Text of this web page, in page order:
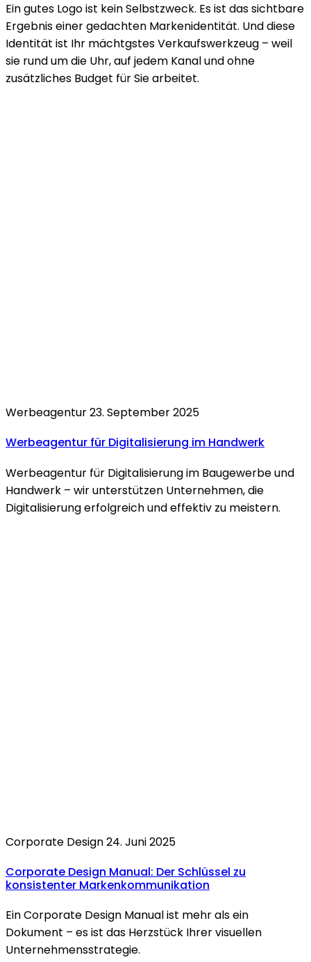
Ein gutes Logo ist kein Selbstzweck. Es ist das sichtbare
Ergebnis einer gedachten Markenidentität. Und diese
Identität ist Ihr mächtgstes Verkaufswerkzeug – weil
sie rund um die Uhr, auf jedem Kanal und ohne
zusätzliches Budget für Sie arbeitet.
Werbeagentur23. September 2025
Werbeagentur für Digitalisierung im Handwerk
Werbeagentur für Digitalisierung im Baugewerbe und
Handwerk – wir unterstützen Unternehmen, die
Digitalisierung erfolgreich und effektiv zu meistern.
Corporate Design24. Juni 2025
Corporate Design Manual: Der Schlüssel zu
konsistenter Markenkommunikation
Ein Corporate Design Manual ist mehr als ein
Dokument – es ist das Herzstück Ihrer visuellen
Unternehmensstrategie.